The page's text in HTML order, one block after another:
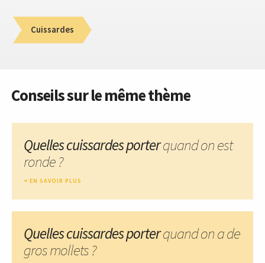
Cuissardes
Conseils sur le même thème
Quelles cuissardes porterquand on est
ronde ?
EN SAVOIR PLUS
Quelles cuissardes porterquand on a de
gros mollets ?